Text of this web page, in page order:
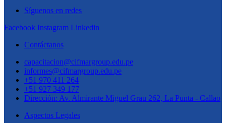
Síguenos en redes
Facebook Instagram Linkedin
Contáctanos
capacitacion@cifmargroup.edu.pe
informes@cifmargroup.edu.pe
+51 970 411 264
+51 927 349 177
Dirección: Av. Almirante Miguel Grau 262, La Punta - Callao
Aspectos Legales